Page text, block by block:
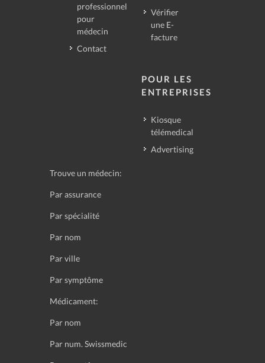
professionnel
pour
médecin
Contact
Vérifier
une E-
facture
POUR LES
ENTREPRISES
Kiosque
télémedical
Advertising
Trouve un médecin:
Par assurance
Par spécialité
Par nom
Par ville
Par symptôme
Médicament:
Par nom
Par num. Swissmedic